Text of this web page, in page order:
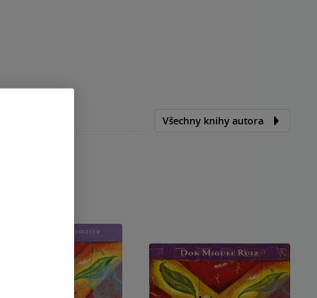
Všechny knihy autora